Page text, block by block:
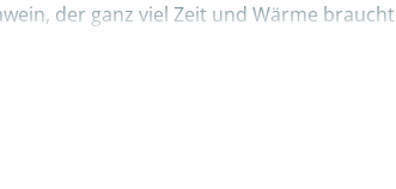
der ganz viel Zeit und Wärme
Preto“ – schwarzer Degenfisch, den